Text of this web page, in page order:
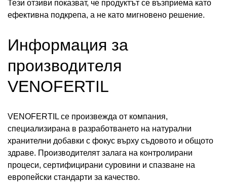
Тези отзиви показват, че продуктът се възприема като
ефективна подкрепа, а не като мигновено решение.
Информация за
производителя
VENOFERTIL
VENOFERTIL се произвежда от компания,
специализирана в разработването на натурални
хранителни добавки с фокус върху съдовото и общото
здраве. Производителят залага на контролирани
процеси, сертифицирани суровини и спазване на
европейски стандарти за качество.